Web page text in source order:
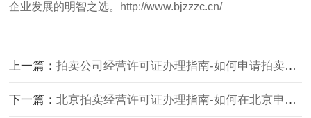
企业发展的明智之选。 http://www.bjzzzc.cn/
上一篇：拍卖公司经营许可证办理指南-如何申请拍卖公司经营许可证及所需材料？
下一篇：北京拍卖经营许可证办理指南-如何在北京申请拍卖经营许可证的详细流程